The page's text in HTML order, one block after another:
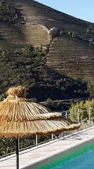
min de leitura
próxima
pode estar nesta